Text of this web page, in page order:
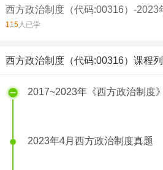
115人已学
西方政治制度（代码:00316）课程
2017~2023年《西方政治制度
2023年4月西方政治制度真题